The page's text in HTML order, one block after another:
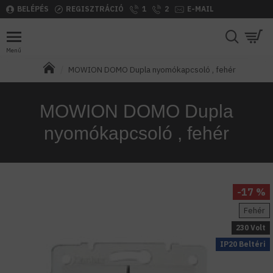
BELÉPÉS REGISZTRÁCIÓ 1 2 E-MAIL
MOWION DOMO Dupla nyomókapcsoló , fehér
MOWION DOMO Dupla
nyomókapcsoló , fehér
IP20 Beltéri
Fehér
230 Volt
-17 %